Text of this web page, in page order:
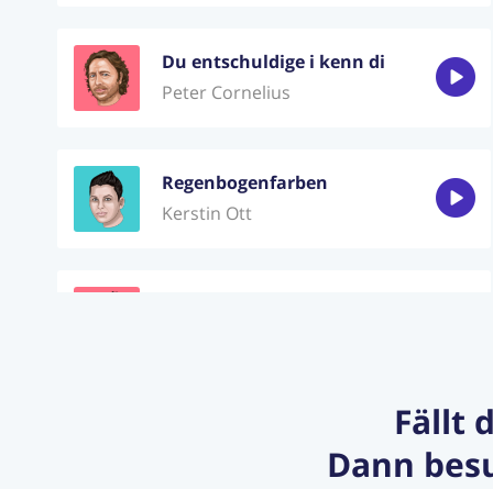
Du entschuldige i kenn di
Peter Cornelius
Regenbogenfarben
Kerstin Ott
You're my heart you're my soulFällt
Dann